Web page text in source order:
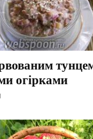
огірками